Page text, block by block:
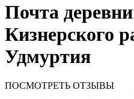
Почта
Кизнерского
Удмуртия
ПОСМОТРЕТЬ ОТЗЫВЫ